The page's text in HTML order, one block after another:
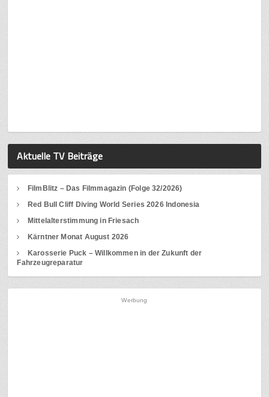
Aktuelle TV Beiträge
FilmBlitz – Das Filmmagazin (Folge 32/2026)
Red Bull Cliff Diving World Series 2026 Indonesia
Mittelalterstimmung in Friesach
Kärntner Monat August 2026
Karosserie Puck – Willkommen in der Zukunft der
Fahrzeugreparatur
Werbung